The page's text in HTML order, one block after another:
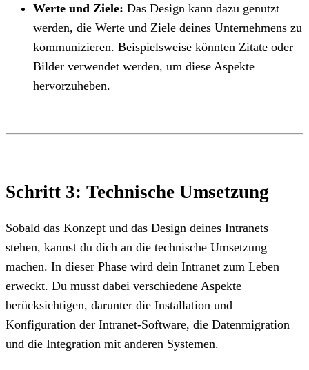
Werte und Ziele: Das Design kann dazu genutzt
werden, die Werte und Ziele deines Unternehmens zu
kommunizieren. Beispielsweise könnten Zitate oder
Bilder verwendet werden, um diese Aspekte
hervorzuheben.
Schritt 3: Technische Umsetzung
Sobald das Konzept und das Design deines Intranets
stehen, kannst du dich an die technische Umsetzung
machen. In dieser Phase wird dein Intranet zum Leben
erweckt. Du musst dabei verschiedene Aspekte
berücksichtigen, darunter die Installation und
Konfiguration der Intranet-Software, die Datenmigration
und die Integration mit anderen Systemen.